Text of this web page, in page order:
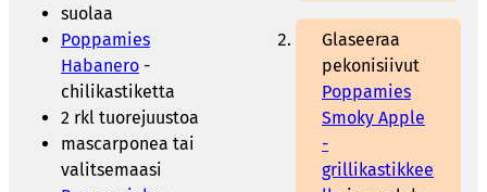
suolaa
Poppamies
Habanero -
chilikastiketta
2 rkl tuorejuustoa
mascarponea tai
valitsemaasi
Glaseeraa
pekonisiivut
Poppamies
Smoky Apple
-
grillikastikkee